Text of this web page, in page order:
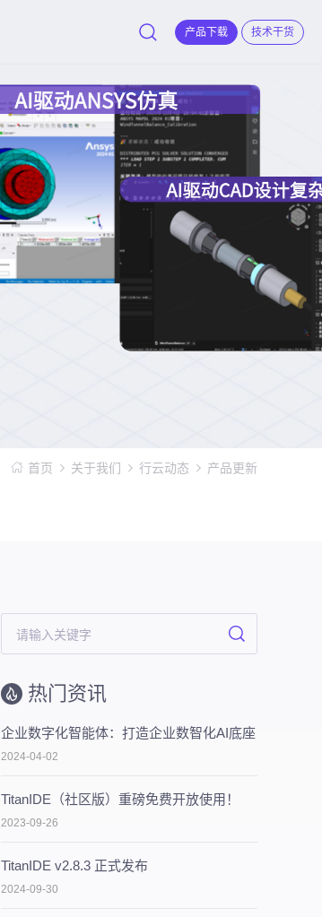
产品下载 技术干货
首页 关于我们 行云动态 产品更新
热门资讯
企业数字化智能体：打造企业数智化AI底座
2024-04-02
TitanIDE（社区版）重磅免费开放使用！
2023-09-26
TitanIDE v2.8.3 正式发布
2024-09-30